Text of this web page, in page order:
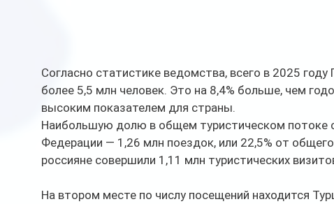
Согласно статистике ведомства, всего в 2025 году
более 5,5 млн человек. Это на 8,4% больше, чем
высоким показателем для страны.
Наибольшую долю в общем туристическом потоке
Федерации — 1,26 млн поездок, или 22,5% от
россияне совершили 1,11 млн туристических
На втором месте по числу посещений находится